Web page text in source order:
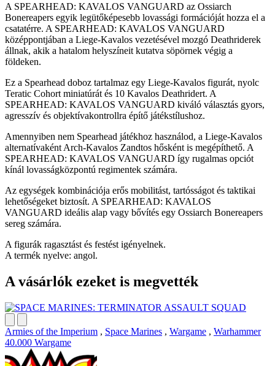
A SPEARHEAD: KAVALOS VANGUARD az Ossiarch
Bonereapers egyik legütőképesebb lovassági formációját hozza el a
csatatérre. A SPEARHEAD: KAVALOS VANGUARD
középpontjában a Liege-Kavalos vezetésével mozgó Deathriderek
állnak, akik a hatalom helyszíneit kutatva söpörnek végig a
földeken.
Ez a Spearhead doboz tartalmaz egy Liege-Kavalos figurát, nyolc
Teratic Cohort miniatúrát és 10 Kavalos Deathridert. A
SPEARHEAD: KAVALOS VANGUARD kiváló választás gyors,
agresszív és objektívakontrollra építő játékstílushoz.
Amennyiben nem Spearhead játékhoz használod, a Liege-Kavalos
alternatívaként Arch-Kavalos Zandtos hősként is megépíthető. A
SPEARHEAD: KAVALOS VANGUARD így rugalmas opciót
kínál lovasságközpontú regimentek számára.
Az egységek kombinációja erős mobilitást, tartósságot és taktikai
lehetőségeket biztosít. A SPEARHEAD: KAVALOS
VANGUARD ideális alap vagy bővítés egy Ossiarch Bonereapers
sereg számára.
A figurák ragasztást és festést igényelnek.
A termék nyelve: angol.
A vásárlók ezeket is megvették
Armies of the Imperium , Space Marines , Wargame , Warhammer
40.000 Wargame